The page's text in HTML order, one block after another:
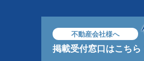
不動産会社様へ
掲載受付窓口はこちら